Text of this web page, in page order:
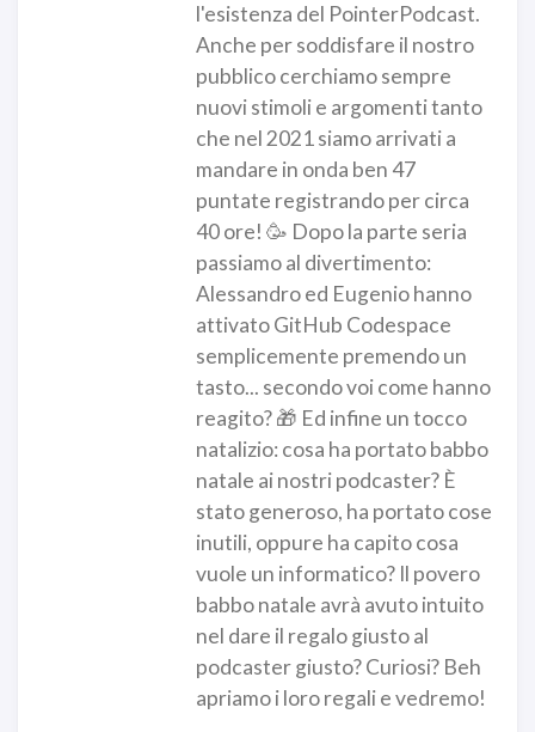
l'esistenza del PointerPodcast.
Anche per soddisfare il nostro
pubblico cerchiamo sempre
nuovi stimoli e argomenti tanto
che nel 2021 siamo arrivati a
mandare in onda ben 47
puntate registrando per circa
40 ore! 🥳 Dopo la parte seria
passiamo al divertimento:
Alessandro ed Eugenio hanno
attivato GitHub Codespace
semplicemente premendo un
tasto... secondo voi come hanno
reagito? 🎁 Ed infine un tocco
natalizio: cosa ha portato babbo
natale ai nostri podcaster? È
stato generoso, ha portato cose
inutili, oppure ha capito cosa
vuole un informatico? Il povero
babbo natale avrà avuto intuito
nel dare il regalo giusto al
podcaster giusto? Curiosi? Beh
apriamo i loro regali e vedremo!